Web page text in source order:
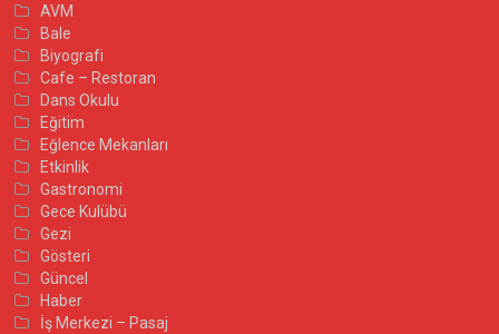
AVM
Bale
Biyografi
Cafe – Restoran
Dans Okulu
Eğitim
Eğlence Mekanları
Etkinlik
Gastronomi
Gece Kulübü
Gezi
Gösteri
Güncel
Haber
İş Merkezi – Pasaj